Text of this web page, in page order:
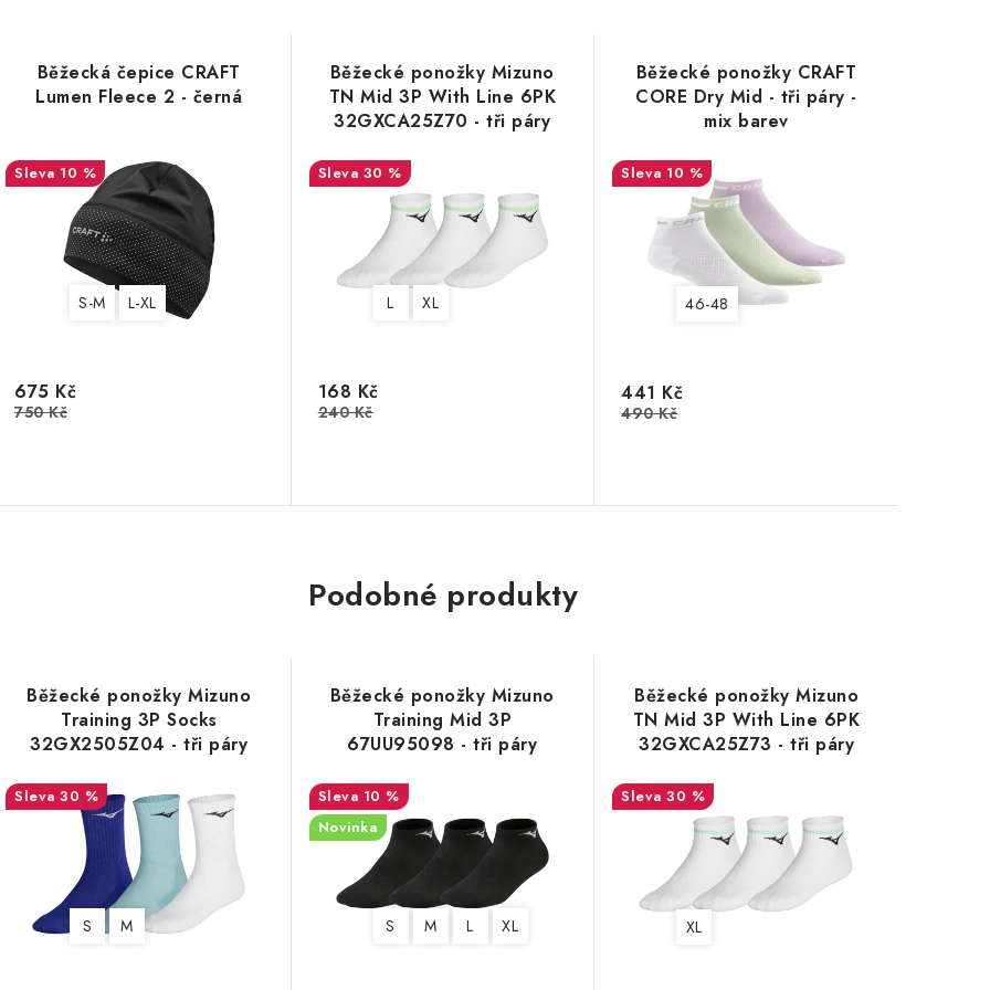
Běžecká čepice CRAFT
Lumen Fleece 2 - černá
10 %
S-M L-XL
675 Kč
750 Kč
Běžecké ponožky Mizuno
TN Mid 3P With Line 6PK
32GXCA25Z70 - tři páry
30 %
L XL
168 Kč
240 Kč
Běžecké ponožky CRAFT
CORE Dry Mid - tři páry -
mix barev
10 %
46-48
441 Kč
490 Kč
Podobné produkty
Běžecké ponožky Mizuno
Training 3P Socks
32GX2505Z04 - tři páry
30 %
S M
Běžecké ponožky Mizuno
Training Mid 3P
67UU95098 - tři páry
10 %
Novinka
S M L XL
Běžecké ponožky Mizuno
TN Mid 3P With Line 6PK
32GXCA25Z73 - tři páry
30 %
XL